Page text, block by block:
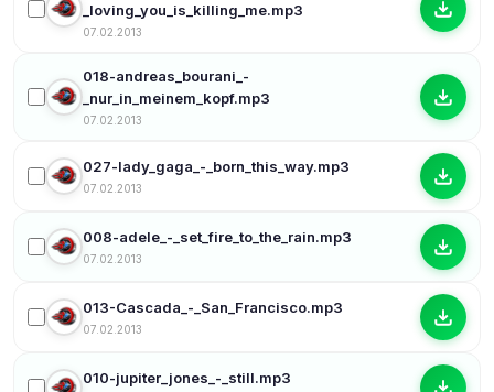
_loving_you_is_killing_me.mp3
07.02.2013
018-andreas_bourani_-
_nur_in_meinem_kopf.mp3
07.02.2013
027-lady_gaga_-_born_this_way.mp3
07.02.2013
008-adele_-_set_fire_to_the_rain.mp3
07.02.2013
013-Cascada_-_San_Francisco.mp3
07.02.2013
010-jupiter_jones_-_still.mp3